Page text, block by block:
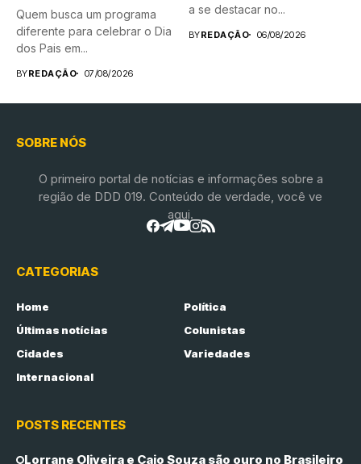
Quem busca um programa
diferente para celebrar o Dia
dos Pais em...
BYREDAÇÃO 07/08/2026
a se destacar no...
BYREDAÇÃO 06/08/2026
SOBRE NÓS
O primeiro portal de notícias e informações sobre a
região de DDD 019. Conteúdo de verdade, você ve
aqui.
CATEGORIAS
Home
Política
Últimas notícias
Colunistas
Cidades
Variedades
Internacional
POSTS RECENTES
Lorrane Oliveira e Caio Souza são ouro no Brasileiro